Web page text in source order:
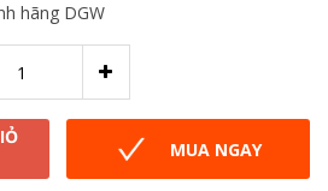
hãng DGW
MUA NGAY